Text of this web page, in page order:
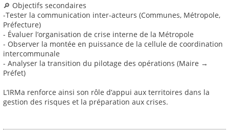
🔎 Objectifs secondaires
-Tester la communication inter-acteurs (Communes, Métropole,
Préfecture)
- Évaluer l’organisation de crise interne de la Métropole
- Observer la montée en puissance de la cellule de coordination
intercommunale
- Analyser la transition du pilotage des opérations (Maire →
Préfet)
L’IRMa renforce ainsi son rôle d’appui aux territoires dans la
gestion des risques et la préparation aux crises.